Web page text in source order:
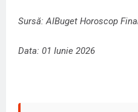
Sursă: AIBuget Horoscop
Data: 01 Iunie 2026